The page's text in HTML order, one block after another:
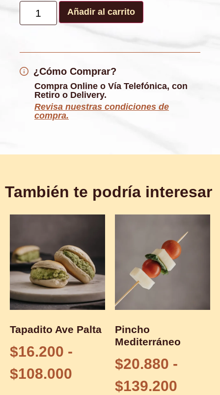
Añadir al carrito
¿Cómo Comprar?
Compra Online o Vía Telefónica, con
Retiro o Delivery.
Revisa nuestras condiciones de
compra.
También te podría interesar
Tapadito Ave Palta
$16.200 -
$108.000
Pincho
Mediterráneo
$20.880 -
$139.200